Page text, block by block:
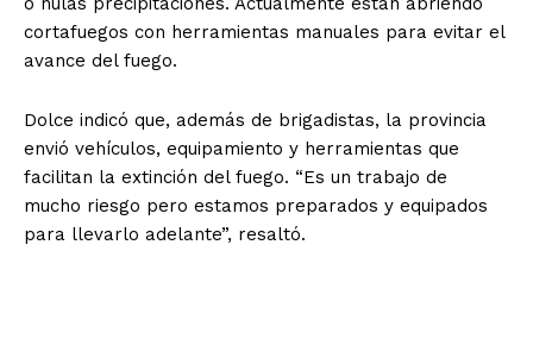
cortafuegos con herramientas manuales para evitar el
avance del fuego.
Dolce indicó que, además de brigadistas, la provincia
envió vehículos, equipamiento y herramientas que
facilitan la extinción del fuego. “Es un trabajo de
mucho riesgo pero estamos preparados y equipados
para llevarlo adelante”, resaltó.